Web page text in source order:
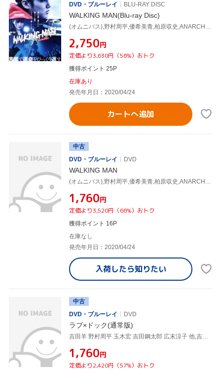
DVD・ブルーレイ
BLU-RAY DISC
WALKING MAN(Blu-ray Disc)
¥2,750円
定価より3,630円（56%）おトク
獲得ポイント 25P
在庫あり
発売年月日：2020/04/24
カートへ追加
中古
DVD・ブルーレイ
DVD
WALKING MAN
¥1,760円
定価より3,520円（66%）おトク
獲得ポイント 16P
在庫なし
発売年月日：2020/04/24
入荷したら知りたい
中古
DVD・ブルーレイ
DVD
ラブ×ドック(通常版)
吉田羊 野村周平 玉木宏 吉田鋼太郎 広末涼子 他,吉田羊,野村周平,玉木宏,鈴木おさむ(監督、脚本)
¥1,760円
定価より2,420円（57%）おトク